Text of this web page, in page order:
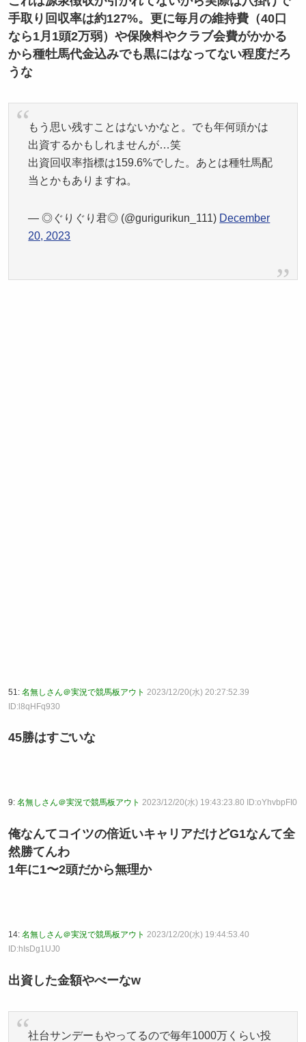
手取り回収率は約127%。更に毎月の維持費（40口
なら1月1頭2万弱）や保険料やクラブ会費がかかる
から種牡馬代金込みでも黒にはなってない程度だろ
うな
もう思い残すことはないかなと。でも年何頭かは
出資するかもしれませんが…笑
出資回収率指標は159.6%でした。あとは種牡馬配
当とかもありますね。
— ◎ぐりぐり君◎ (@gurigurikun_111) December
20, 2023
51: 名無しさん＠実況で競馬板アウト 2023/12/20(水) 20:27:52.39
ID:l8qHFq930
45勝はすごいな
9: 名無しさん＠実況で競馬板アウト 2023/12/20(水) 19:43:23.80 ID:oYhvbpFI0
俺なんてコイツの倍近いキャリアだけどG1なんて全
然勝てんわ
1年に1〜2頭だから無理か
14: 名無しさん＠実況で競馬板アウト 2023/12/20(水) 19:44:53.40
ID:hIsDg1UJ0
出資した金額やべーなw
社台サンデーもやってるので毎年1000万くらい投